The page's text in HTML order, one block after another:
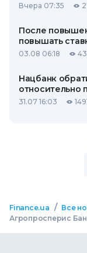
Вчера 07:35
После
повышать
03.08 06:18
Нацбанк
31.07 16:03
Finance.ua / Все
Агропросперис